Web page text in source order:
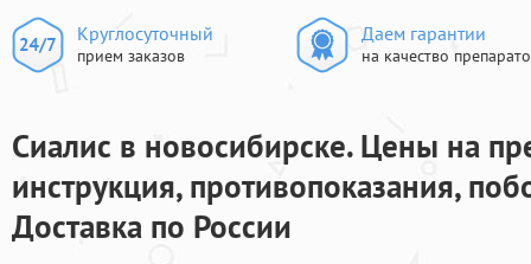
Круглосуточный
прием заказов
Даем гарантии
на качество
Сиалис в новосибирске. Цены на
инструкция, противопоказания,
Доставка по России